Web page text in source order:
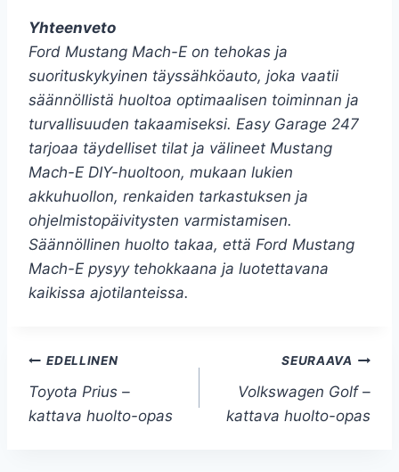
Yhteenveto
Ford Mustang Mach-E on tehokas ja
suorituskykyinen täyssähköauto, joka vaatii
säännöllistä huoltoa optimaalisen toiminnan ja
turvallisuuden takaamiseksi. Easy Garage 247
tarjoaa täydelliset tilat ja välineet Mustang
Mach-E DIY-huoltoon, mukaan lukien
akkuhuollon, renkaiden tarkastuksen ja
ohjelmistopäivitysten varmistamisen.
Säännöllinen huolto takaa, että Ford Mustang
Mach-E pysyy tehokkaana ja luotettavana
kaikissa ajotilanteissa.
Artikkelien
selaus
EDELLINEN
Toyota Prius –
kattava huolto-opas
SEURAAVA
Volkswagen Golf –
kattava huolto-opas